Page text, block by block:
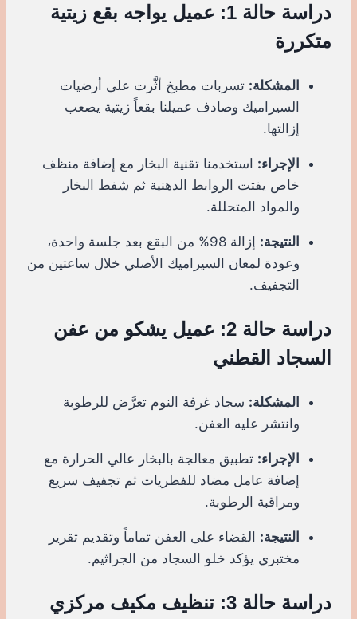
دراسة حالة 1: عميل يواجه بقع زيتية
متكررة
المشكلة: تسربات مطبخ أثَّرت على أرضيات
السيراميك وصادف عميلنا بقعاً زيتية يصعب
إزالتها.
الإجراء: استخدمنا تقنية البخار مع إضافة منظف
خاص يفتت الروابط الدهنية ثم شفط البخار
والمواد المتحللة.
النتيجة:
إزالة 98% من البقع بعد جلسة واحدة،
وعودة لمعان السيراميك الأصلي خلال ساعتين من
التجفيف.
دراسة حالة 2: عميل يشكو من عفن
السجاد القطني
المشكلة: سجاد غرفة النوم تعرَّض للرطوبة
وانتشر عليه العفن.
الإجراء: تطبيق معالجة بالبخار عالي الحرارة مع
إضافة عامل مضاد للفطريات ثم تجفيف سريع
ومراقبة الرطوبة.
النتيجة: القضاء على العفن تماماً وتقديم تقرير
مختبري يؤكد خلو السجاد من الجراثيم.
دراسة حالة 3: تنظيف مكيف مركزي